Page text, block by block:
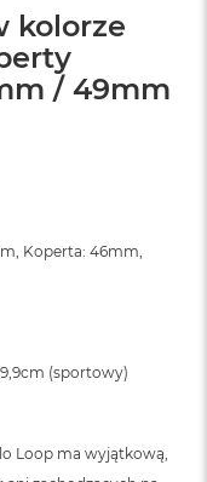
kolorze
/ 49mm
Koperta: 46mm,
(sportowy)
Loop ma wyjątkową,